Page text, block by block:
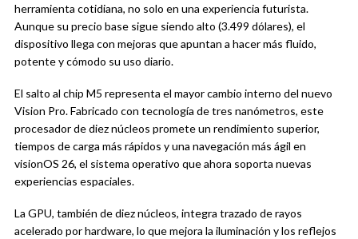
herramienta cotidiana, no solo en una experiencia futurista.
Aunque su precio base sigue siendo alto (3.499 dólares), el
dispositivo llega con mejoras que apuntan a hacer más fluido,
potente y cómodo su uso diario.
El salto al chip M5 representa el mayor cambio interno del nuevo
Vision Pro. Fabricado con tecnología de tres nanómetros, este
procesador de diez núcleos promete un rendimiento superior,
tiempos de carga más rápidos y una navegación más ágil en
visionOS 26, el sistema operativo que ahora soporta nuevas
experiencias espaciales.
La GPU, también de diez núcleos, integra trazado de rayos
acelerado por hardware, lo que mejora la iluminación y los reflejos